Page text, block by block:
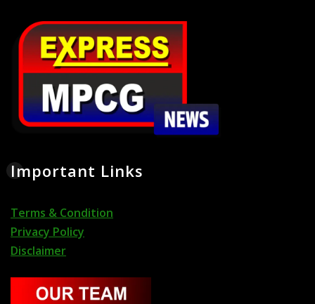
Important Links
Terms & Condition
Privacy Policy
Disclaimer